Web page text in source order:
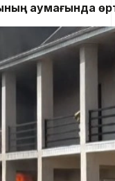
аумағында